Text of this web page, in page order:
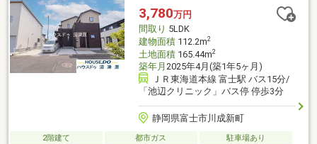
により家具等消去した画像となり、現況との相違がある場合は現
況を優先致します。※設備の内容・状況等は現況を優先致しま
す。
3,780万円
間取り 5LDK
建物面積112.2m2
土地面積165.44m2
築年月 2025年4月(築1年5ヶ月)
ＪＲ東海道本線 富士駅 バス15分/
「池辺クリニック」バス停 停歩3分
静岡県富士市川成新町
2階建て 都市ガス
駐車場あり